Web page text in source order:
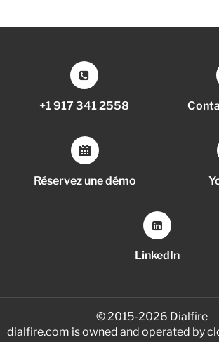
+1 917 341 2558
Réservez une démo
LinkedIn
© 2015-2026 Dialfire
dialfire.com is owned and operated by